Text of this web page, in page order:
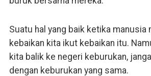
Suatu hal yang baik ketika manusia
kebaikan kita ikut kebaikan itu.
kita balik ke negeri keburukan,
dengan keburukan yang sama.